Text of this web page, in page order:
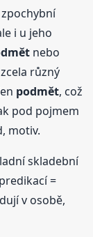
zpochybní
i u jeho
nebo
různý
podmět, což
pod pojmem
motiv.
skladební
=
v osobě,